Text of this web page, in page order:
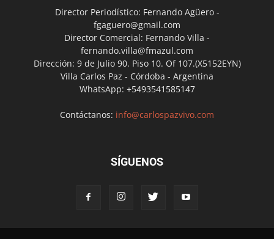
Director Periodístico: Fernando Agüero -
fgaguero@gmail.com
Director Comercial: Fernando Villa -
fernando.villa@fmazul.com
Dirección: 9 de Julio 90. Piso 10. Of 107.(X5152EYN)
Villa Carlos Paz - Córdoba - Argentina
WhatsApp: +5493541585147
Contáctanos: info@carlospazvivo.com
SÍGUENOS